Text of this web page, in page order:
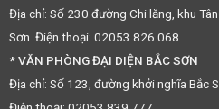
Địa chỉ: Số 230 đường Chi lăng, khu
Sơn. Điện thoại: 02053.826.068
* VĂN PHÒNG ĐẠI DIỆN BẮC SƠN
Địa chỉ: Số 123, đường khởi nghĩa Bắc